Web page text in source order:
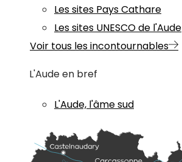
Les sites Pays Cathare
Les sites UNESCO de l'Aude
Voir tous les incontournables
L'Aude en bref
L'Aude, l'âme sud